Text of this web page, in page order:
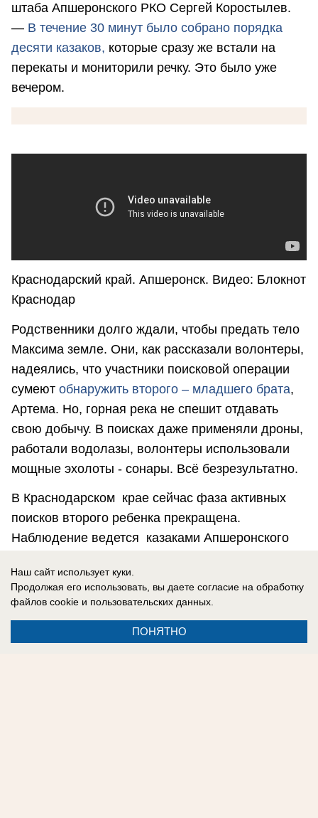
штаба Апшеронского РКО Сергей Коростылев.
— В течение 30 минут было собрано порядка
десяти казаков, которые сразу же встали на
перекаты и мониторили речку. Это было уже
вечером.
Краснодарский край. Апшеронск. Видео: Блокнот
Краснодар
Родственники долго ждали, чтобы предать тело
Максима земле. Они, как рассказали волонтеры,
надеялись, что участники поисковой операции
сумеют обнаружить второго – младшего брата,
Артема. Но, горная река не спешит отдавать
свою добычу. В поисках даже применяли дроны,
работали водолазы, волонтеры использовали
мощные эхолоты - сонары. Всё безрезультатно.
В Краснодарском крае сейчас фаза активных
поисков второго ребенка прекращена.
Наблюдение ведется казаками Апшеронского
извилистых местах реки Пшеха.
Александр Мариинский
Наш сайт использует куки.
Продолжая его использовать, вы даете согласие на обработку
файлов cookie и пользовательских данных.
ПОНЯТНО